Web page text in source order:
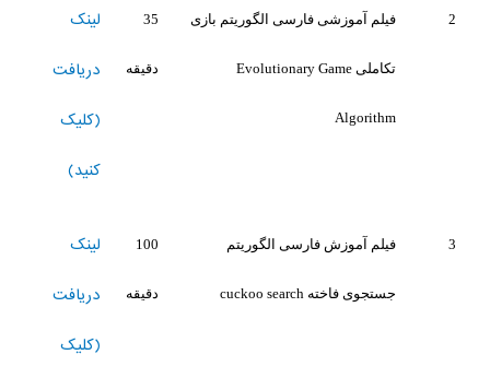
2 فیلم آموزشی فارسی الگوریتم بازی
تکاملی Evolutionary Game
Algorithm
35
دقیقه
لینک
دریافت
(کلیک
کنید)
3 فیلم آموزش فارسی الگوریتم
جستجوی فاخته cuckoo search
100
دقیقه
لینک
دریافت
(کلیک